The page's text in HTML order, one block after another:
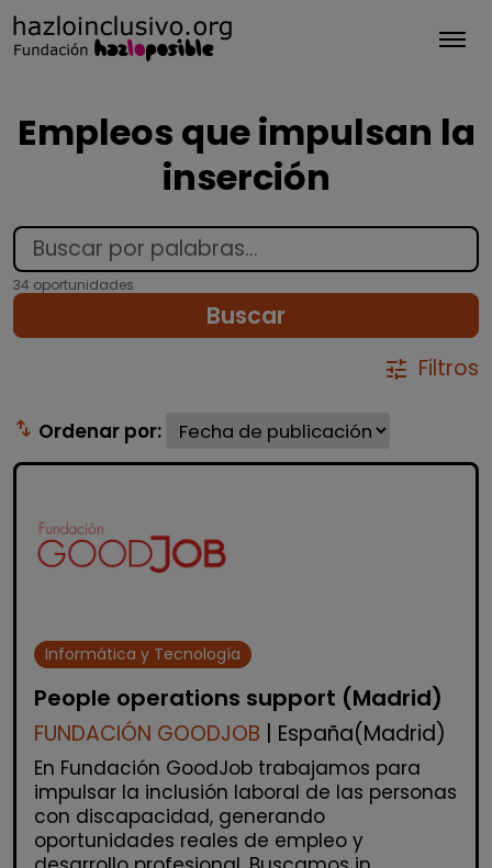
Empleos que impulsan la
inserción
34 oportunidades
Buscar
tune Filtros
swap_vert Ordenar por:
Informática y Tecnología
People operations support (Madrid)
FUNDACIÓN GOODJOB | España(Madrid)
En Fundación GoodJob trabajamos para
impulsar la inclusión laboral de las personas
con discapacidad, generando
oportunidades reales de empleo y